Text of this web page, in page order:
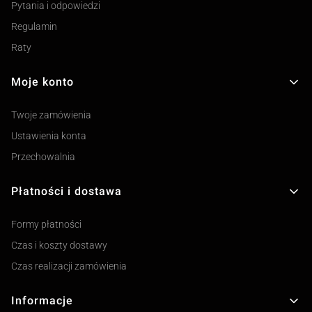
Pytania i odpowiedzi
Regulamin
Raty
Moje konto
Twoje zamówienia
Ustawienia konta
Przechowalnia
Płatności i dostawa
Formy płatności
Czas i koszty dostawy
Czas realizacji zamówienia
Informacje